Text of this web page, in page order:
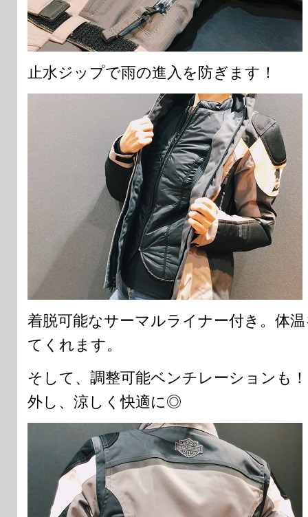
止水ジップで雨の進入を防ぎます！
着脱可能なサーマルライナー付き。体
てくれます。
そして、調整可能ベンチレーションも
外し、涼しく快適に◎